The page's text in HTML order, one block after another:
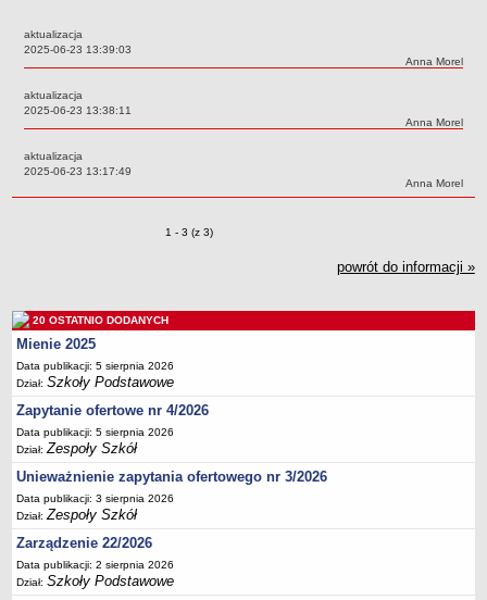
ARCHIWUM SZKÓŁ I PLACÓWEK
Przekształcone szkoły i placówki
Wielofunkcyjna Placówka
Specjalny Ośrodek nr 1
Specjalny Ośrodek nr 5
Godziny dyżurów
Ogłoszenie
Zarządzenia
Kontrole
Rejestry, ewidencje, archiwa
Sprawozdania
Deklaracja dostępności
PORADNIE PSYCHOLOGICZNO-PEDAGOGICZNE
Zespół Poradni
BIURO FINANSÓW OŚWIATY
Dane podstawowe
aktualizacja
Data:
2025-06-23 13:39:03
Autor:
Anna Morel
aktualizacja
Data:
2025-06-23 13:38:11
Autor:
Anna Morel
aktualizacja
Data:
2025-06-23 13:17:49
Autor:
Anna Morel
Zmiany o pozycjach
1 - 3 (z 3)
powrót do informacji »
20 OSTATNIO DODANYCH
Mienie 2025
Data publikacji: 5 sierpnia 2026
Dział:Szkoły Podstawowe
Zapytanie ofertowe nr 4/2026
Data publikacji: 5 sierpnia 2026
Dział:Zespoły Szkół
Unieważnienie zapytania ofertowego nr 3/2026
Data publikacji: 3 sierpnia 2026
Dział:Zespoły Szkół
Zarządzenie 22/2026
Data publikacji: 2 sierpnia 2026
Dział:Szkoły Podstawowe